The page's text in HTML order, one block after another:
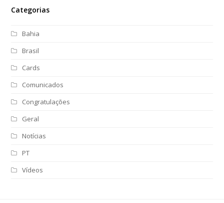
Categorias
Bahia
Brasil
Cards
Comunicados
Congratulações
Geral
Notícias
PT
Vídeos